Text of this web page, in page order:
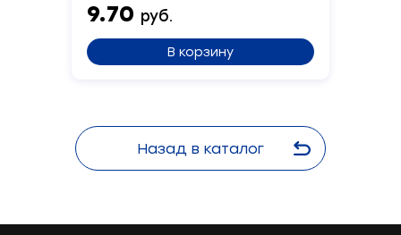
9.70 руб.
В корзину
Назад в каталог